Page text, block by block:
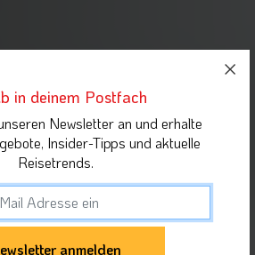
in deinem Postfach
Newsletter an und erhalte
Insider-Tipps und aktuelle
Reisetrends.